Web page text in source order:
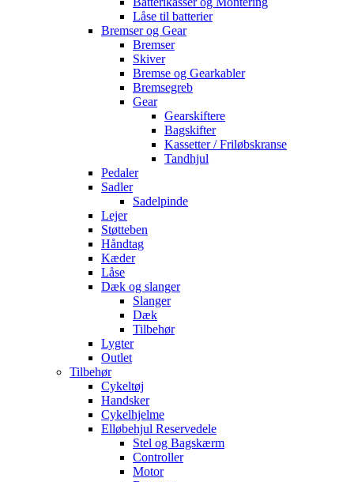
Låse til batterier
Bremser og Gear
Bremser
Skiver
Bremse og Gearkabler
Bremsegreb
Gear
Gearskiftere
Bagskifter
Kassetter / Friløbskranse
Tandhjul
Pedaler
Sadler
Sadelpinde
Lejer
Støtteben
Håndtag
Kæder
Låse
Dæk og slanger
Slanger
Dæk
Tilbehør
Lygter
Outlet
Tilbehør
Cykeltøj
Handsker
Cykelhjelme
Elløbehjul Reservedele
Stel og Bagskærm
Controller
Motor